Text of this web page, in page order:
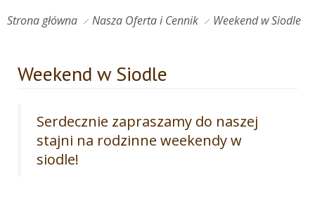
Strona główna Nasza Oferta i Cennik Weekend w Siodle
Weekend w Siodle
Serdecznie zapraszamy do naszej
stajni na rodzinne weekendy w
siodle!